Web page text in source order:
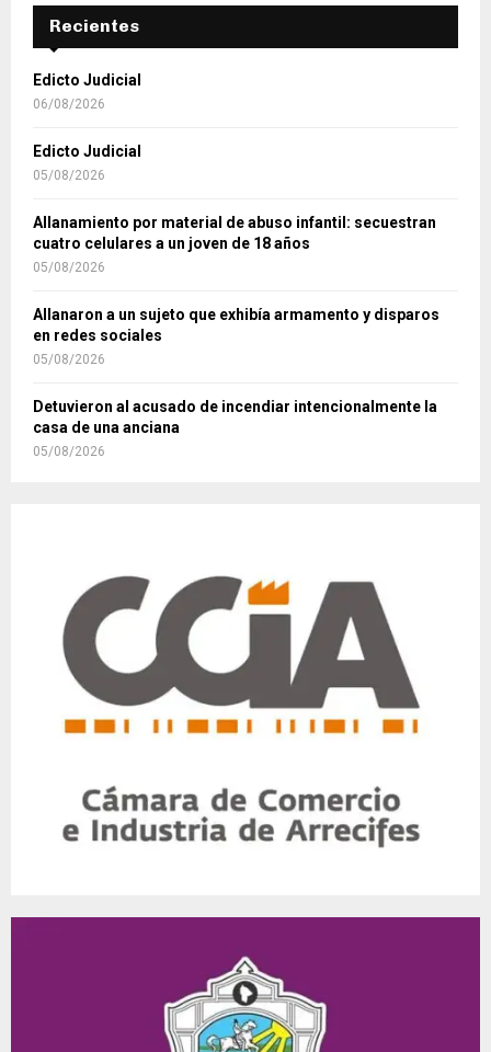
Recientes
Edicto Judicial
06/08/2026
Edicto Judicial
05/08/2026
Allanamiento por material de abuso infantil: secuestran
cuatro celulares a un joven de 18 años
05/08/2026
Allanaron a un sujeto que exhibía armamento y disparos
en redes sociales
05/08/2026
Detuvieron al acusado de incendiar intencionalmente la
casa de una anciana
05/08/2026